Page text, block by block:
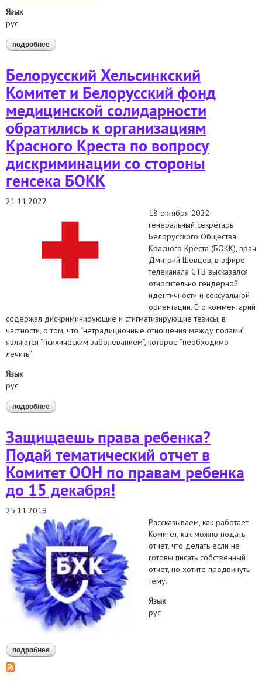
Язык
рус
подробнее о обращения к организациям красного креста по вопросу
дискриминации со стороны генсека бокк
Белорусский Хельсинкский
Комитет и Белорусский фонд
медицинской солидарности
обратились к организациям
Красного Креста по вопросу
дискриминации со стороны
генсека БОКК
21.11.2022
18 октября 2022
генеральный секретарь
Белорусского Общества
Красного Креста (БОКК), врач
Дмитрий Шевцов, в эфире
телеканала СТВ высказался
относительно гендерной
идентичности и сексуальной
ориентации. Его комментарий
содержал дискриминирующие и стигматизирующие тезисы, в
частности, о том, что “нетрадиционные отношения между полами”
являются “психическим заболеванием”, которое “необходимо
лечить”.
Язык
рус
подробнее о белорусский хельсинкский комитет и белорусский фонд
медицинской солидарности обратились к организациям
Защищаешь права ребенка?
Подай тематический отчет в
Комитет ООН по правам ребенка
до 15 декабря!
25.11.2019
Рассказываем, как работает
Комитет, как можно подать
отчет, что делать если не
готовы писать собственный
отчет, но хотите продвинуть
тему.
Язык
рус
подробнее о защищаешь права ребенка? подай тематический отчет в
комитет оон по правам ребенка до 15 декабря!